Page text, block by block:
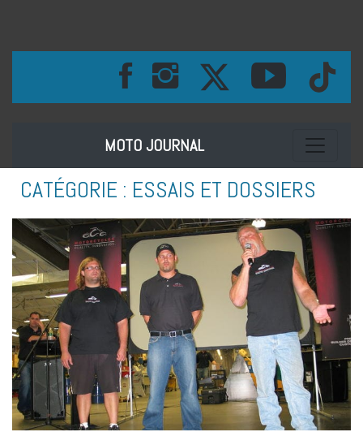
MOTO JOURNAL Toggle
CATÉGORIE : ESSAIS ET DOSSIERS